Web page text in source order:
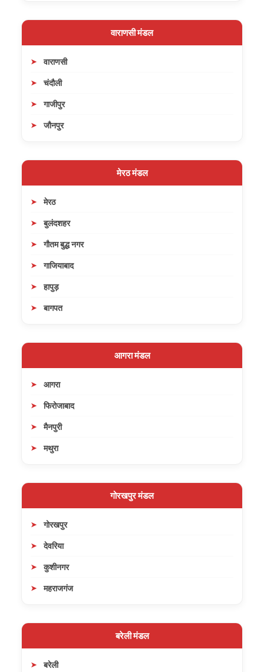
वाराणसी मंडल
वाराणसी
चंदौली
गाजीपुर
जौनपुर
मेरठ मंडल
मेरठ
बुलंदशहर
गौतम बुद्ध नगर
गाजियाबाद
हापुड़
बागपत
आगरा मंडल
आगरा
फिरोजाबाद
मैनपुरी
मथुरा
गोरखपुर मंडल
गोरखपुर
देवरिया
कुशीनगर
महराजगंज
बरेली मंडल
बरेली